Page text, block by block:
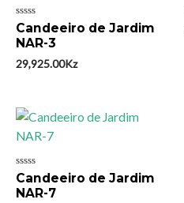
Avaliação
0
de
5
Candeeiro de Jardim
NAR-3
29,925.00Kz
Avaliação
0
de
Candeeiro de Jardim
NAR-7